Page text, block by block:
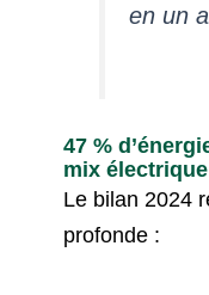
en un
47 %
mix électrique
Le bilan 2024
profonde :